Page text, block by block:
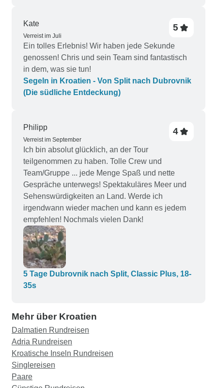
segeln!
Kate
Verreist im Juli
5
Ein tolles Erlebnis! Wir haben jede Sekunde
genossen! Chris und sein Team sind fantastisch
in dem, was sie tun!
Segeln in Kroatien - Von Split nach Dubrovnik
(Die südliche Entdeckung)
Philipp
Verreist im September
4
Ich bin absolut glücklich, an der Tour
teilgenommen zu haben. Tolle Crew und
Team/Gruppe ... jede Menge Spaß und nette
Gespräche unterwegs! Spektakuläres Meer und
Sehenswürdigkeiten an Land. Werde ich
irgendwann wieder machen und kann es jedem
empfehlen! Nochmals vielen Dank!
5 Tage Dubrovnik nach Split, Classic Plus, 18-
35s
Mehr über Kroatien
Dalmatien Rundreisen
Adria Rundreisen
Kroatische Inseln Rundreisen
Singlereisen
Paare